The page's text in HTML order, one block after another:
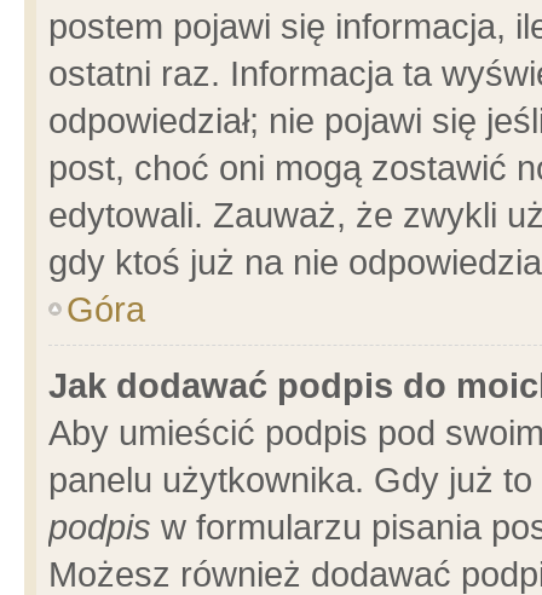
postem pojawi się informacja,
ostatni raz. Informacja ta
odpowiedział; nie pojawi się
post, choć oni mogą zostawić
edytowali. Zauważ, że zwykli
gdy ktoś już na nie
Góra
Jak dodawać podpis do
Aby umieścić podpis pod
panelu użytkownika. Gdy już
podpis w formularzu pisania
Możesz również dodawać